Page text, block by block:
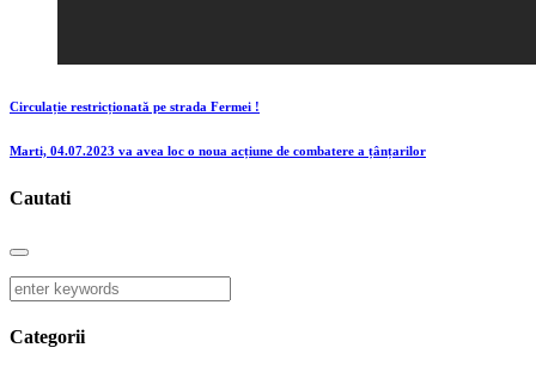
Circulație restricționată pe strada Fermei !
Marti, 04.07.2023 va avea loc o noua acțiune de combatere a țânțarilor
Cautati
Categorii